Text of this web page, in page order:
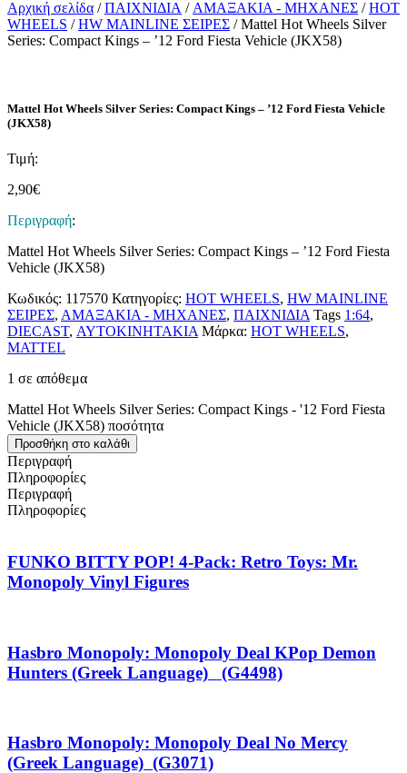
Αρχική σελίδα /ΠΑΙΧΝΙΔΙΑ / ΑΜΑΞΑΚΙΑ - ΜΗΧΑΝΕΣ /HOT
WHEELS /HW MAINLINE ΣΕΙΡΕΣ / Mattel Hot Wheels Silver
Series: Compact Kings – ’12 Ford Fiesta Vehicle (JKX58)
Mattel Hot Wheels Silver Series: Compact Kings – ’12 Ford Fiesta Vehicle
(JKX58)
Τιμή:
2,90€
Περιγραφή:
Mattel Hot Wheels Silver Series: Compact Kings – ’12 Ford Fiesta
Vehicle (JKX58)
Κωδικός: 117570 Κατηγορίες: HOT WHEELS, HW MAINLINE
ΣΕΙΡΕΣ, ΑΜΑΞΑΚΙΑ - ΜΗΧΑΝΕΣ, ΠΑΙΧΝΙΔΙΑ Tags 1:64,
DIECAST, ΑΥΤΟΚΙΝΗΤΑΚΙΑ Μάρκα: HOT WHEELS,
MATTEL
1 σε απόθεμα
Mattel Hot Wheels Silver Series: Compact Kings - '12 Ford Fiesta
Vehicle (JKX58) ποσότητα
Προσθήκη στο καλάθι
Περιγραφή
Πληροφορίες
Περιγραφή
Πληροφορίες
FUNKO BITTY POP! 4-Pack: Retro Toys: Mr.
Monopoly Vinyl Figures
Hasbro Monopoly: Monopoly Deal KPop Demon
Hunters (Greek Language) (G4498)
Hasbro Monopoly: Monopoly Deal No Mercy
(Greek Language) (G3071)